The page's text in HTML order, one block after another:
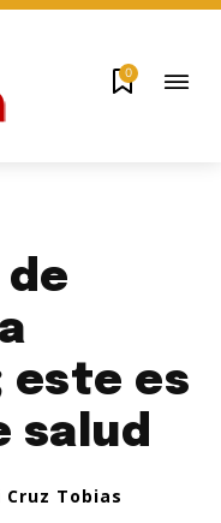
0
de
este es
salud
Cruz Tobias